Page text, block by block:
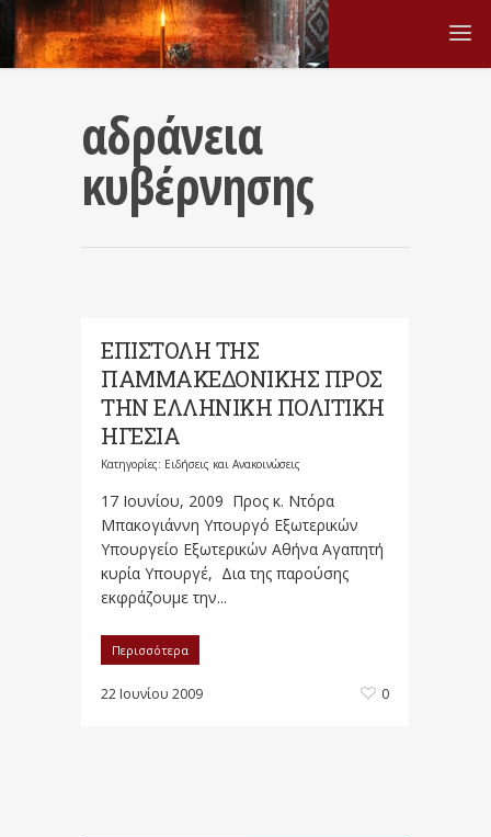
αδράνεια
κυβέρνησης
ΕΠΙΣΤΟΛΗ ΤΗΣ
ΠΑΜΜΑΚΕΔΟΝΙΚΗΣ ΠΡΟΣ
ΤΗΝ ΕΛΛΗΝΙΚΗ ΠΟΛΙΤΙΚΗ
ΗΓΕΣΙΑ
Κατηγορίες: Ειδήσεις και Ανακοινώσεις
17 Ιουνίου, 2009 Προς κ. Ντόρα
Μπακογιάννη Υπουργό Εξωτερικών
Υπουργείο Εξωτερικών Αθήνα Αγαπητή
κυρία Υπουργέ, Δια της παρούσης
εκφράζουμε την...
Περισσότερα
22 Ιουνίου 2009 0